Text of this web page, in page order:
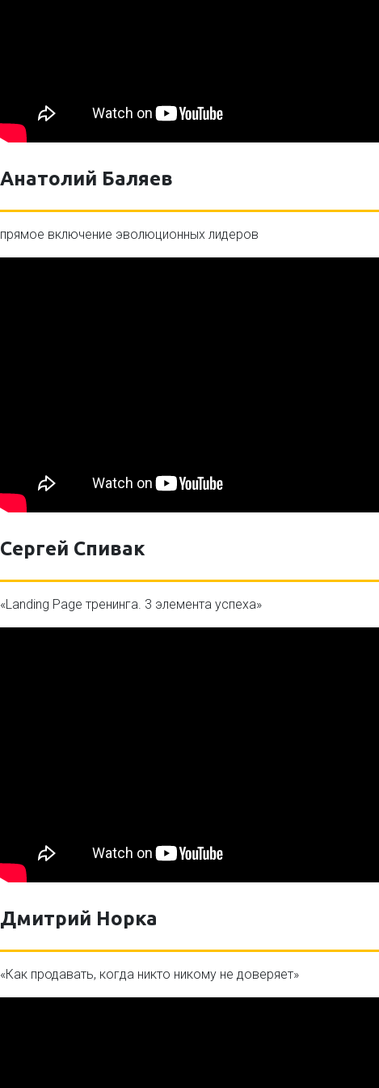
Анатолий Баляев
прямое включение эволюционных лидеров
Сергей Спивак
«Landing Page тренинга. 3 элемента успеха»
Дмитрий Норка
«Как продавать, когда никто никому не доверяет»